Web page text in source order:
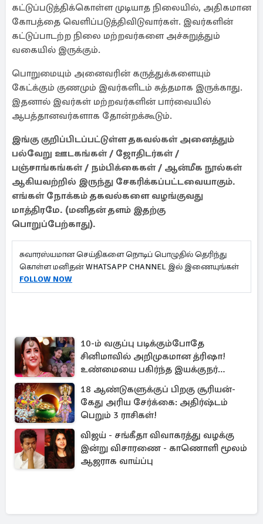
கட்டுப்படுத்திக்கொள்ள முடியாத நிலையில், அதிகமான
கோபத்தை வெளிப்படுத்திவிடுவார்கள். இவர்களின்
கட்டுப்பாடற்ற நிலை மற்றவர்களை அச்சுறுத்தும்
வகையில் இருக்கும்.
பொறுமையும் அனைவரின் கருத்துக்களையும்
கேட்க்கும் குணமும் இவர்களிடம் சுத்தமாக இருக்காது.
இதனால் இவர்கள் மற்றவர்களின் பார்வையில்
ஆபத்தானவர்களாக தோன்றக்கூடும்.
இங்கு குறிப்பிடப்பட்டுள்ள தகவல்கள் அனைத்தும்
பல்வேறு ஊடகங்கள் / ஜோதிடர்கள் /
பஞ்சாங்கங்கள் / நம்பிக்கைகள் / ஆன்மீக நூல்கள்
ஆகியவற்றில் இருந்து சேகரிக்கப்பட்டவையாகும்.
எங்கள் நோக்கம் தகவல்களை வழங்குவது
மாத்திரமே. (மனிதன் தளம் இதற்கு
பொறுப்பேற்காது).
சுவாரஸ்யமான செய்திகளை நொடிப் பொழுதில் தெரிந்து
கொள்ள மனிதன் WHATSAPP CHANNEL இல் இணையுங்கள்
FOLLOW NOW
10-ம் வகுப்பு படிக்கும்போதே
சினிமாவில் அறிமுகமான த்ரிஷா!
உண்மையை பகிர்ந்த இயக்குநர்
பிரவீன் காந்தி
18 ஆண்டுகளுக்குப் பிறகு சூரியன்-
கேது அரிய சேர்க்கை: அதிர்ஷ்டம்
பெறும் 3 ராசிகள்!
விஜய் - சங்கீதா விவாகரத்து வழக்கு
இன்று விசாரணை - காணொளி மூலம்
ஆஜராக வாய்ப்பு